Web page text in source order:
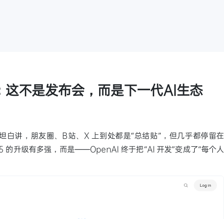
不是发布会，而是下一代AI生态
讲，朋友圈、B站、X 上到处都是“总结贴”，但几乎都停留在
的升级有多强，而是——OpenAI 终于把“AI 开发”变成了“每个人